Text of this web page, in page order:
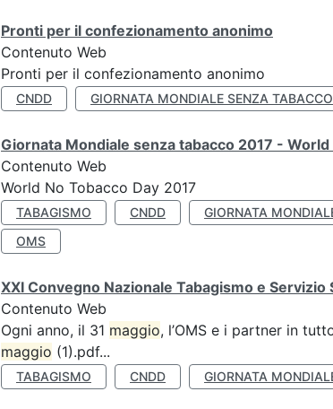
Pronti per il confezionamento anonimo
Contenuto Web
Pronti per il confezionamento anonimo
CNDD GIORNATA MONDIALE SENZA TABACCO
Giornata Mondiale senza tabacco 2017 - World
Contenuto Web
World No Tobacco Day 2017
TABAGISMO CNDD GIORNATA
OMS
XXI Convegno Nazionale Tabagismo e Servizio
Contenuto Web
Ogni anno, il 31 maggio, l’OMS e i partner in
maggio (1).pdf...
TABAGISMO CNDD GIORNATA